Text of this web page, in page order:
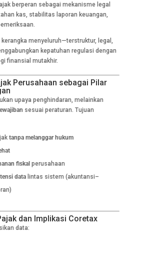
berperan sebagai mekanisme legal
kas, stabilitas laporan keuangan,
menyeluruh—terstruktur, legal,
kepatuhan regulasi dengan
finansial mutakhir.
Perusahaan sebagai Pilar
upaya penghindaran, melainkan
sesuai peraturan. Tujuan
tanpa melanggar hukum
fiskalperusahaan
datalintas sistem (akuntansi–
dan Implikasi Coretax
data: